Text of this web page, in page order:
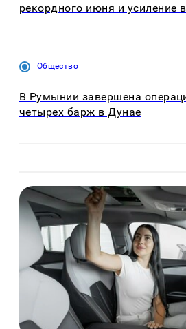
рекордного июня и усиление
Общество
В Румынии завершена
четырех барж в Дунае